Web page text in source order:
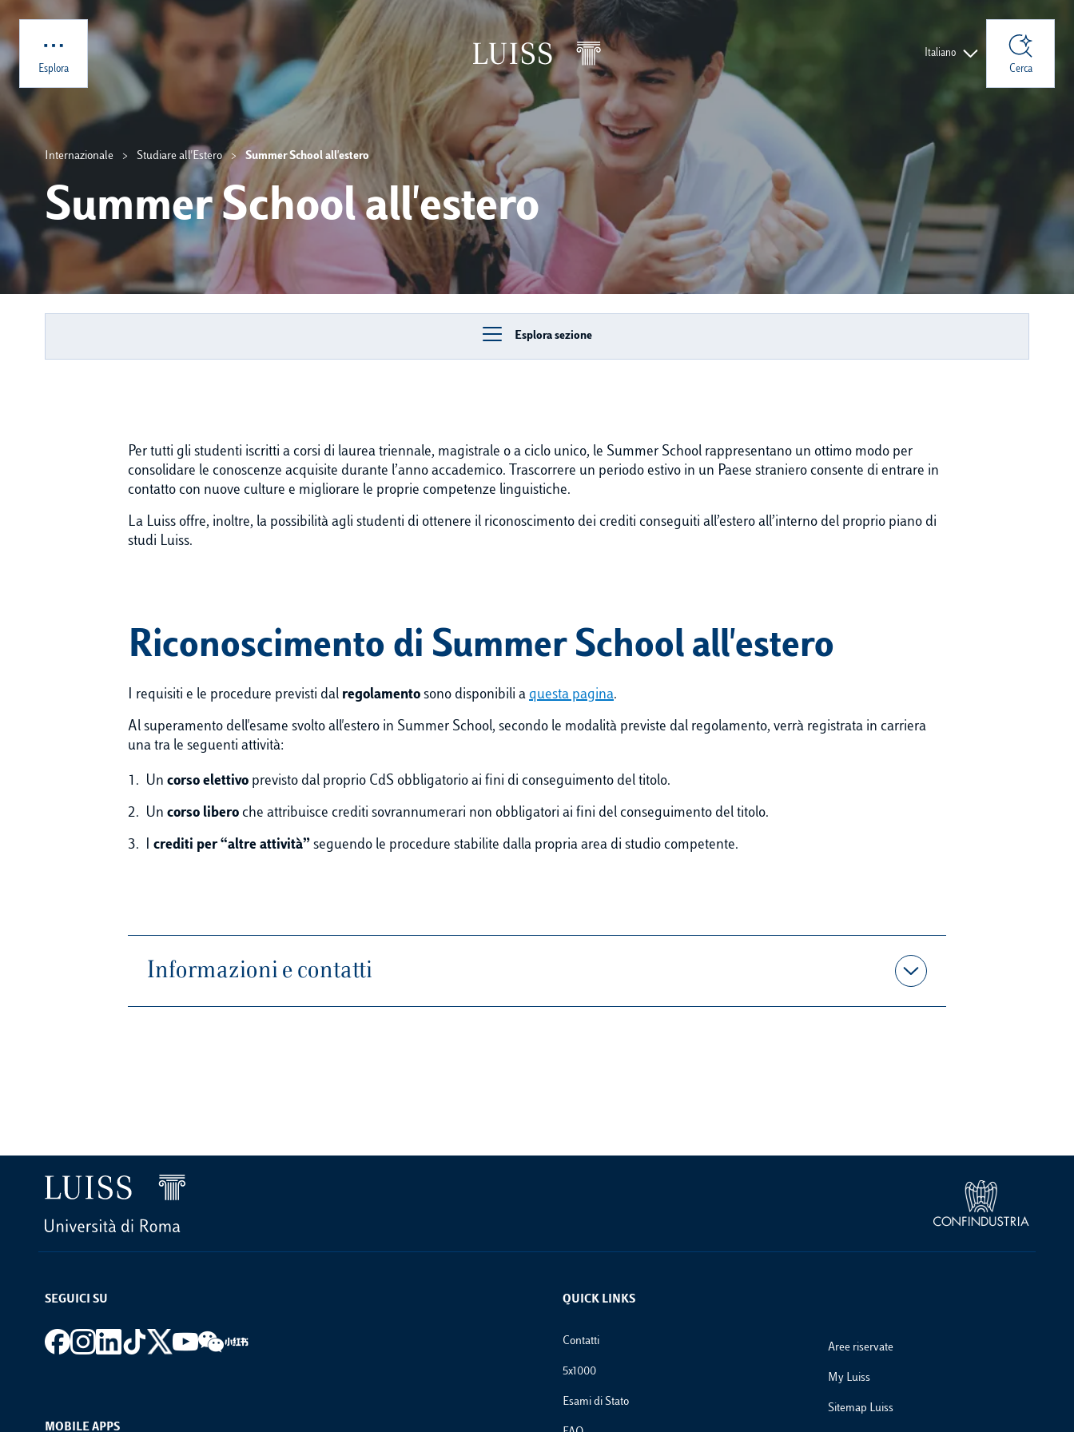
Esplora Cerca
Italiano
Internazionale Studiare all'Estero Summer School all'estero
Summer School all'estero
Esplora sezione
Per tutti gli studenti iscritti a corsi di laurea triennale, magistrale o a ciclo unico, le Summer School rappresentano un ottimo modo per
consolidare le conoscenze acquisite durante l’anno accademico. Trascorrere un periodo estivo in un Paese straniero consente di entrare in
contatto con nuove culture e migliorare le proprie competenze linguistiche.
La Luiss offre, inoltre, la possibilità agli studenti di ottenere il riconoscimento dei crediti conseguiti all’estero all’interno del proprio piano di
studi Luiss.
Riconoscimento di Summer School all'estero
I requisiti e le procedure previsti dal regolamento sono disponibili a questa pagina.
Al superamento dell'esame svolto all'estero in Summer School, secondo le modalità previste dal regolamento, verrà registrata in carriera
una tra le seguenti attività:
Un corso elettivoprevisto dal proprio CdS obbligatorio ai fini di conseguimento del titolo.
Un corso liberoche attribuisce crediti sovrannumerari non obbligatori ai fini del conseguimento del titolo.
I crediti per “altre attività” seguendo le procedure stabilite dalla propria area di studio competente.
Informazioni e contatti
SEGUICI SU
Footer social
MOBILE APPS
QUICK LINKS
Footer Links
Contatti
5x1000
Esami di Stato
Aree riservate
My Luiss
Sitemap Luiss